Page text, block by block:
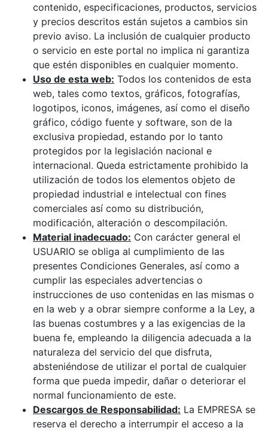
contenido, especificaciones, productos, servicios
y precios descritos están sujetos a cambios sin
previo aviso. La inclusión de cualquier producto
o servicio en este portal no implica ni garantiza
que estén disponibles en cualquier momento.
Uso de esta web: Todos los contenidos de esta
web, tales como textos, gráficos, fotografías,
logotipos, iconos, imágenes, así como el diseño
gráfico, código fuente y software, son de la
exclusiva propiedad, estando por lo tanto
protegidos por la legislación nacional e
internacional. Queda estrictamente prohibido la
utilización de todos los elementos objeto de
propiedad industrial e intelectual con fines
comerciales así como su distribución,
modificación, alteración o descompilación.
Material inadecuado: Con carácter general el
USUARIO se obliga al cumplimiento de las
presentes Condiciones Generales, así como a
cumplir las especiales advertencias o
instrucciones de uso contenidas en las mismas o
en la web y a obrar siempre conforme a la Ley, a
las buenas costumbres y a las exigencias de la
buena fe, empleando la diligencia adecuada a la
naturaleza del servicio del que disfruta,
absteniéndose de utilizar el portal de cualquier
forma que pueda impedir, dañar o deteriorar el
normal funcionamiento de este.
Descargos de Responsabilidad: La EMPRESA se
reserva el derecho a interrumpir el acceso a la